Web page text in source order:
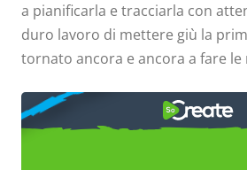
a pianificarla e tracciarla con
duro lavoro di mettere giù la
tornato ancora e ancora a fare
non è un'impresa da poco! Ma ora
la iscrivi a concorsi, o provi a
COME